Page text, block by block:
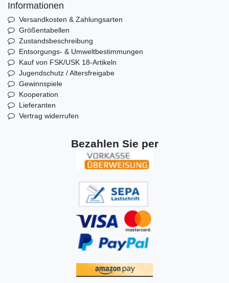
Informationen
Versandkosten & Zahlungsarten
Größentabellen
Zustandsbeschreibung
Entsorgungs- & Umweltbestimmungen
Kauf von FSK/USK 18-Artikeln
Jugendschutz / Altersfreigabe
Gewinnspiele
Kooperation
Lieferanten
Vertrag widerrufen
Bezahlen Sie per